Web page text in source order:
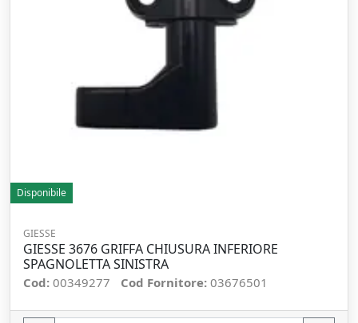
Disponibile
GIESSE
GIESSE 3676 GRIFFA CHIUSURA INFERIORE
SPAGNOLETTA SINISTRA
Cod: 00349277 Cod Fornitore: 03676501